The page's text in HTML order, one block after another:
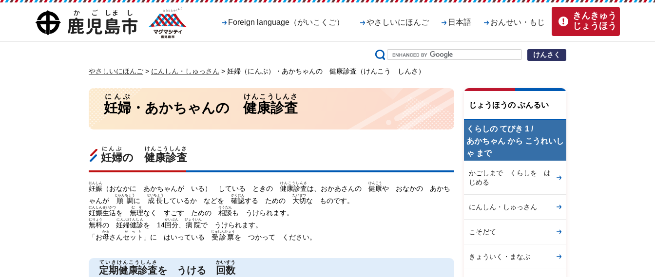
鹿児島市（かごしまし）
マグマシティ
鹿児島市
Foreign language（がいこくご） やさしいにほんご 日本語 おんせい・もじ
きんきゅう
じょうほう
やさしいにほんご > にんしん・しゅっさん > 妊婦（にんぷ）・あかちゃんの 健康診査（けんこう しんさ）
妊婦
にんぷ
・あかちゃんの健康診査
けんこうしんさ
妊婦
にんぷ
の 健康診査
けんこうしんさ
妊娠
にんしん
（おなかに あかちゃんが いる） している ときの 健康診査
けんこうしんさ
は、おかあさんの 健康
けんこう
や おなかの あかち
ゃんが
順調
じゅんちょう
に 成長
せいちょう
しているか などを 確認
かくにん
する ための 大切
たいせつ
な ものです。
妊娠生活
にんしんせいかつ
を 無理
むり
なく すごす ための 相談
そうだん
も うけられます。
無料
むりょう
の 妊婦健診
にんぷけんしん
を 14回分
かいぶん
病院
びょういん
で うけられます。
「お母
かあ
さんセット
せっと
」に はいっている 受診票
じゅしんひょう
を つかって ください。
定期健康診査
ていきけんこうしんさ
を うける 回数
かいすう
じょうほうの ぶんるい
くらしの てびき 1 /
あかちゃん から こうれいし
ゃ まで
かごしまで くらしを は
じめる
にんしん・しゅっさん
こそだて
きょういく・まなぶ